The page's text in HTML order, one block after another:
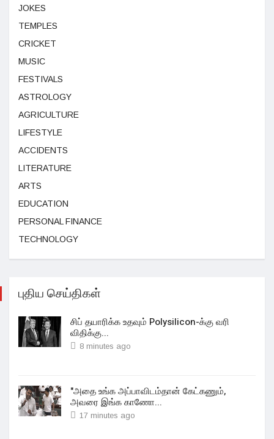
JOKES
TEMPLES
CRICKET
MUSIC
FESTIVALS
ASTROLOGY
AGRICULTURE
LIFESTYLE
ACCIDENTS
LITERATURE
ARTS
EDUCATION
PERSONAL FINANCE
TECHNOLOGY
புதிய செய்திகள்
சிப் தயாரிக்க உதவும் Polysilicon-க்கு வரி
விதிக்கு...
8 minutes ago
"அதை உங்க அப்பாவிடம்தான் கேட்கணும்,
அவரை இங்க காணோ...
17 minutes ago